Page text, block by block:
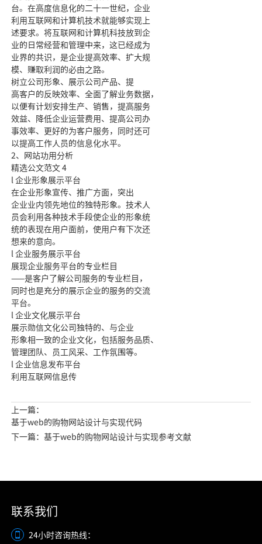
台。在高度信息化的二十一世纪，企业
利用互联网和计算机技术就能够实现上
述要求。将互联网和计算机科技放到企
业的日常经营和管理中来，这已经成为
业界的共识，是企业提高效率、扩大规
模、赚取利润的必由之路。
树立公司形象、展示公司产品、提
高客户的反映效率、全面了解业务数据，
以便有计划安排生产、销售，提高服务
效益、降低企业运营费用、提高公司办
事效率、更好的为客户服务，同时还可
以提高工作人员的信息化水平。
2、网站功用分析
精选公文范文 4
l 企业形象展示平台
在企业形象宣传、推广方面，突出
企业业内领先地位的独特形象。技术人
员会利用各种技术手段使企业的形象统
统的表现在用户面前，使用户有下次还
想来的意向。
l 企业服务展示平台
展现企业服务平台的专业栏目
——是客户了解公司服务的专业栏目，
同时也是充分的展示企业的服务的交流
平台。
l 企业文化展示平台
展示勋信文化公司独特的、与企业
形象相一致的企业文化，包括服务品质、
管理团队、员工风采、工作氛围等。
l 企业信息发布平台
利用互联网信息传
上一篇：
基于web的购物网站设计与实现代码
下一篇：基于web的购物网站设计与实现参考文献
联系我们
24小时咨询热线：